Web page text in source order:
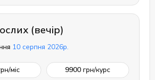
(вечір)
10 серпня 2026р.
міс 9900 грн/курс